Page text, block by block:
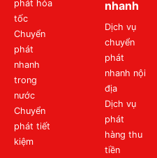
phát hỏa
tốc
Chuyển
phát
nhanh
trong
nước
Chuyển
phát tiết
kiệm
nhanh
Dịch vụ
chuyển
phát
nhanh nội
địa
Dịch vụ
phát
hàng thu
tiền